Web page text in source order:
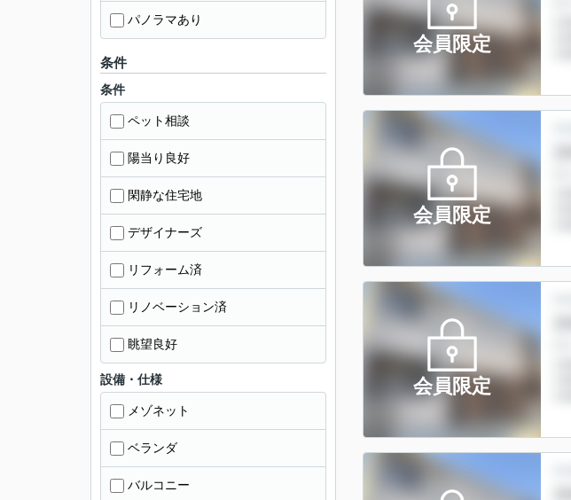
会員限定
会員限定
会員限定
パノラマあり
条件
条件
ペット相談
陽当り良好
閑静な住宅地
デザイナーズ
リフォーム済
リノベーション済
眺望良好
設備・仕様
メゾネット
ベランダ
バルコニー